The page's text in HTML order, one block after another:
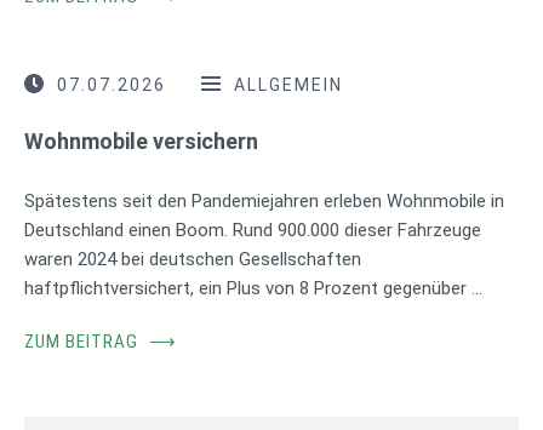
07.07.2026 ALLGEMEIN
Wohnmobile versichern
Spätestens seit den Pandemiejahren erleben Wohnmobile in
Deutschland einen Boom. Rund 900.000 dieser Fahrzeuge
waren 2024 bei deutschen Gesellschaften
haftpflichtversichert, ein Plus von 8 Prozent gegenüber …
ZUM BEITRAG ⟶